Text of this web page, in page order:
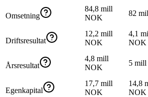
Omsetning
84,8 mill
NOK
82
Driftsresultat
12,2 mill
NOK
4,1
NOK
Årsresultat
4,8 mill
NOK
5
Egenkapital
17,7 mill
NOK
14,8
NOK